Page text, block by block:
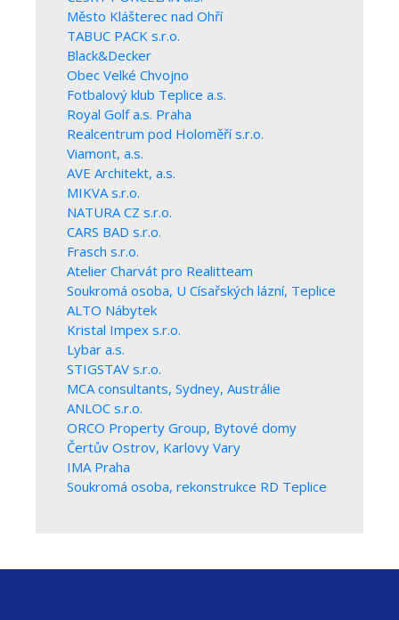
Město Klášterec nad Ohří
TABUC PACK s.r.o.
Black&Decker
Obec Velké Chvojno
Fotbalový klub Teplice a.s.
Royal Golf a.s. Praha
Realcentrum pod Holoměří s.r.o.
Viamont, a.s.
AVE Architekt, a.s.
MIKVA s.r.o.
NATURA CZ s.r.o.
CARS BAD s.r.o.
Frasch s.r.o.
Atelier Charvát pro Realitteam
Soukromá osoba, U Císařských lázní, Teplice
ALTO Nábytek
Kristal Impex s.r.o.
Lybar a.s.
STIGSTAV s.r.o.
MCA consultants, Sydney, Austrálie
ANLOC s.r.o.
ORCO Property Group, Bytové domy
Čertův Ostrov, Karlovy Vary
IMA Praha
Soukromá osoba, rekonstrukce RD Teplice